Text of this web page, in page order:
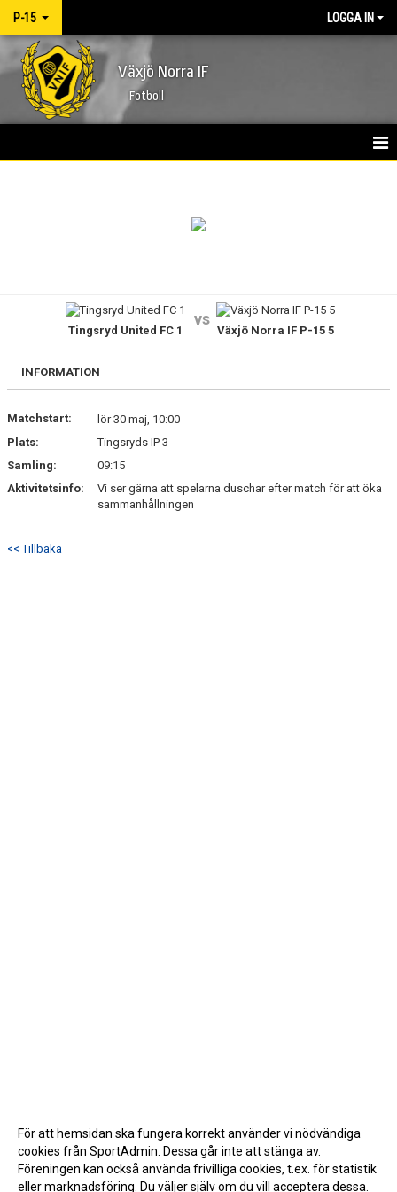
P-15 LOGGA IN
Växjö Norra IF
Fotboll
BILDGALLERI
KONTAKT
Tingsryd United FC 1
vs
Växjö Norra IF P-15 5
INFORMATION
Matchstart:
lör 30 maj, 10:00
Plats:
Tingsryds IP 3
Samling:
09:15
Aktivitetsinfo:
Vi ser gärna att spelarna duschar efter match för att öka
sammanhållningen
<< Tillbaka
För att hemsidan ska fungera korrekt använder vi nödvändiga
cookies från SportAdmin. Dessa går inte att stänga av.
Föreningen kan också använda frivilliga cookies, t.ex. för statistik
eller marknadsföring. Du väljer själv om du vill acceptera dessa.